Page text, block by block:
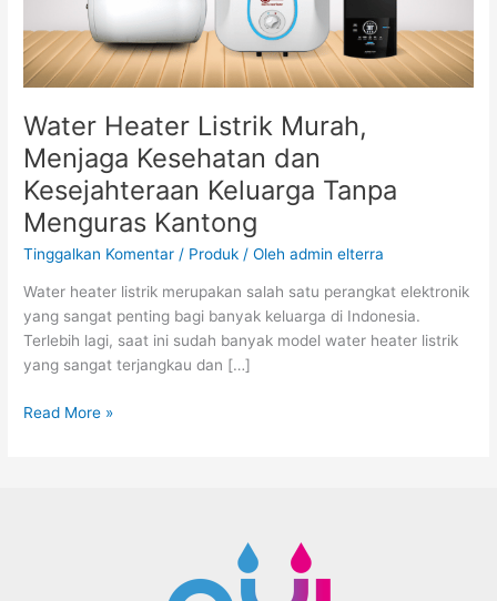
Water Heater Listrik Murah,
Menjaga Kesehatan dan
Kesejahteraan Keluarga Tanpa
Menguras Kantong
Tinggalkan Komentar / Produk / Olehadmin elterra
Water heater listrik merupakan salah satu perangkat elektronik
yang sangat penting bagi banyak keluarga di Indonesia.
Terlebih lagi, saat ini sudah banyak model water heater listrik
yang sangat terjangkau dan […]
Menguras
Kantong
Read More »